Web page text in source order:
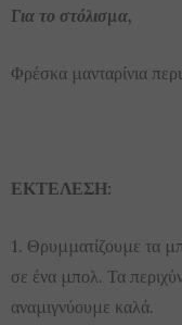
Για το στόλισμα,
Φρέσκα μανταρίνια
ΕΚΤΕΛΕΣΗ:
1. Θρυμματίζουμε τα
σε ένα μπολ. Τα
αναμιγνύουμε καλά.